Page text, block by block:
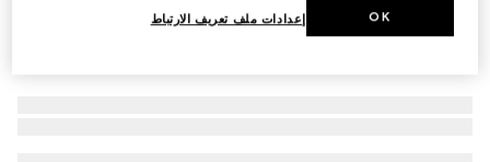
إعدادات ملف تعريف الارتباط OK